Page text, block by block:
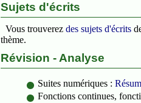
Sujets d'écrits
Vous trouverez des sujets d'écrits
thème.
Révision - Analyse
Suites numériques :
Fonctions continues,